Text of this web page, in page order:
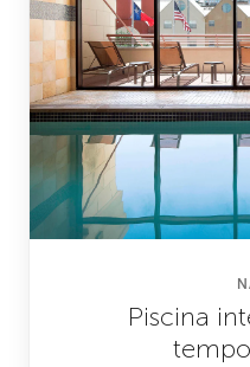
Piscina